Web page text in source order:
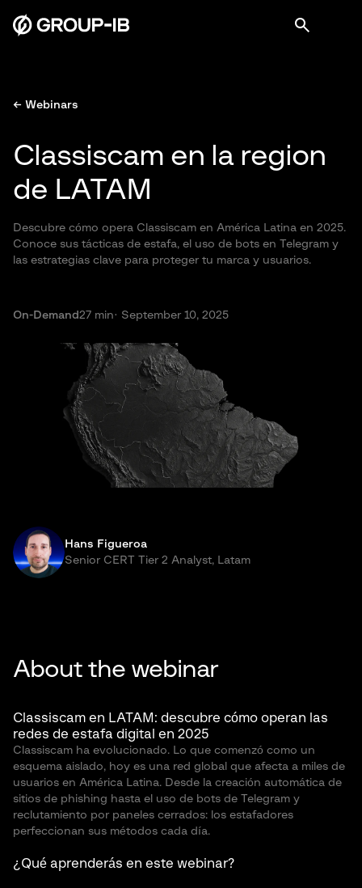
← Webinars
Classiscam en la region
de LATAM
Descubre cómo opera Classiscam en América Latina en 2025.
Conoce sus tácticas de estafa, el uso de bots en Telegram y
las estrategias clave para proteger tu marca y usuarios.
On-Demand27 min· September 10, 2025
Hans Figueroa
Senior CERT Tier 2 Analyst, Latam
About the webinar
Classiscam en LATAM : descubre cómo operan las
redes de estafa digital en 2025
Classiscam ha evolucionado. Lo que comenzó como un
esquema aislado, hoy es una red global que afecta a miles de
usuarios en América Latina. Desde la creación automática de
sitios de phishing hasta el uso de bots de Telegram y
reclutamiento por paneles cerrados: los estafadores
perfeccionan sus métodos cada día.
¿Qué aprenderás en este webinar?